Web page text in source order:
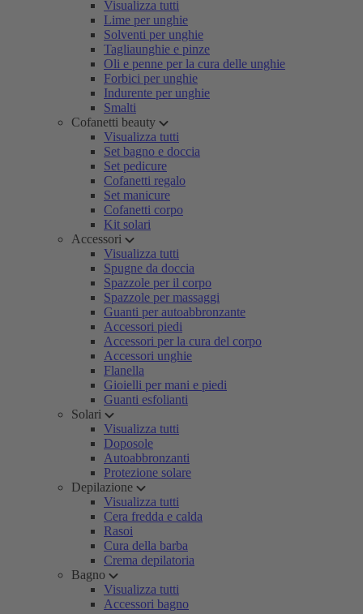
Visualizza tutti
Lime per unghie
Solventi per unghie
Tagliaunghie e pinze
Oli e penne per la cura delle unghie
Forbici per unghie
Indurente per unghie
Smalti
Cofanetti beauty
Visualizza tutti
Set bagno e doccia
Set pedicure
Cofanetti regalo
Set manicure
Cofanetti corpo
Kit solari
Accessori
Visualizza tutti
Spugne da doccia
Spazzole per il corpo
Spazzole per massaggi
Guanti per autoabbronzante
Accessori piedi
Accessori per la cura del corpo
Accessori unghie
Flanella
Gioielli per mani e piedi
Guanti esfolianti
Solari
Visualizza tutti
Doposole
Autoabbronzanti
Protezione solare
Depilazione
Visualizza tutti
Cera fredda e calda
Rasoi
Cura della barba
Crema depilatoria
Bagno
Visualizza tutti
Accessori bagno